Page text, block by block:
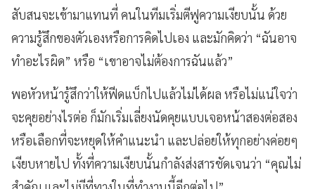
สับสนจะเข้ามาแทนที่ คนในทีมเริ่มตีฟูความเงียบนั้น ด้วย
ความรู้สึกของตัวเองหรือการคิดไปเอง และมักคิดว่า “ฉันอาจ
ทำอะไรผิด” หรือ “เขาอาจไม่ต้องการฉันแล้ว”
พอหัวหน้ารู้สึกว่าให้ฟีดแบ็กไปแล้วไม่ได้ผล หรือไม่แน่ใจว่า
จะคุยอย่างไรต่อ ก็มักเริ่มเลี่ยงนัดคุยแบบเจอหน้าสองต่อสอง
หรือเลือกที่จะหยุดให้คำแนะนำ และปล่อยให้ทุกอย่างค่อยๆ
เงียบหายไป ทั้งที่ความเงียบนั้นกำลังส่งสารชัดเจนว่า “คุณไม่